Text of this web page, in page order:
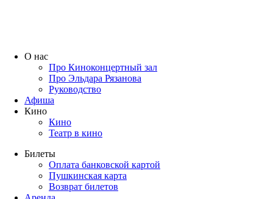
О нас
Про Киноконцертный зал
Про Эльдара Рязанова
Руководство
Афиша
Кино
Кино
Театр в кино
Билеты
Оплата банковской картой
Пушкинская карта
Возврат билетов